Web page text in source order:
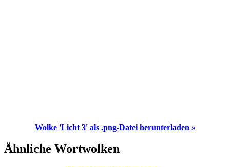
Wolke 'Licht 3' als .png-Datei herunterladen »
Ähnliche Wortwolken